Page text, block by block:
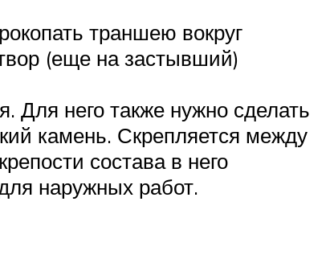
траншею вокруг
(еще на застывший)
Для него также нужно сделать
камень. Скрепляется между
состава в него
наружных работ.